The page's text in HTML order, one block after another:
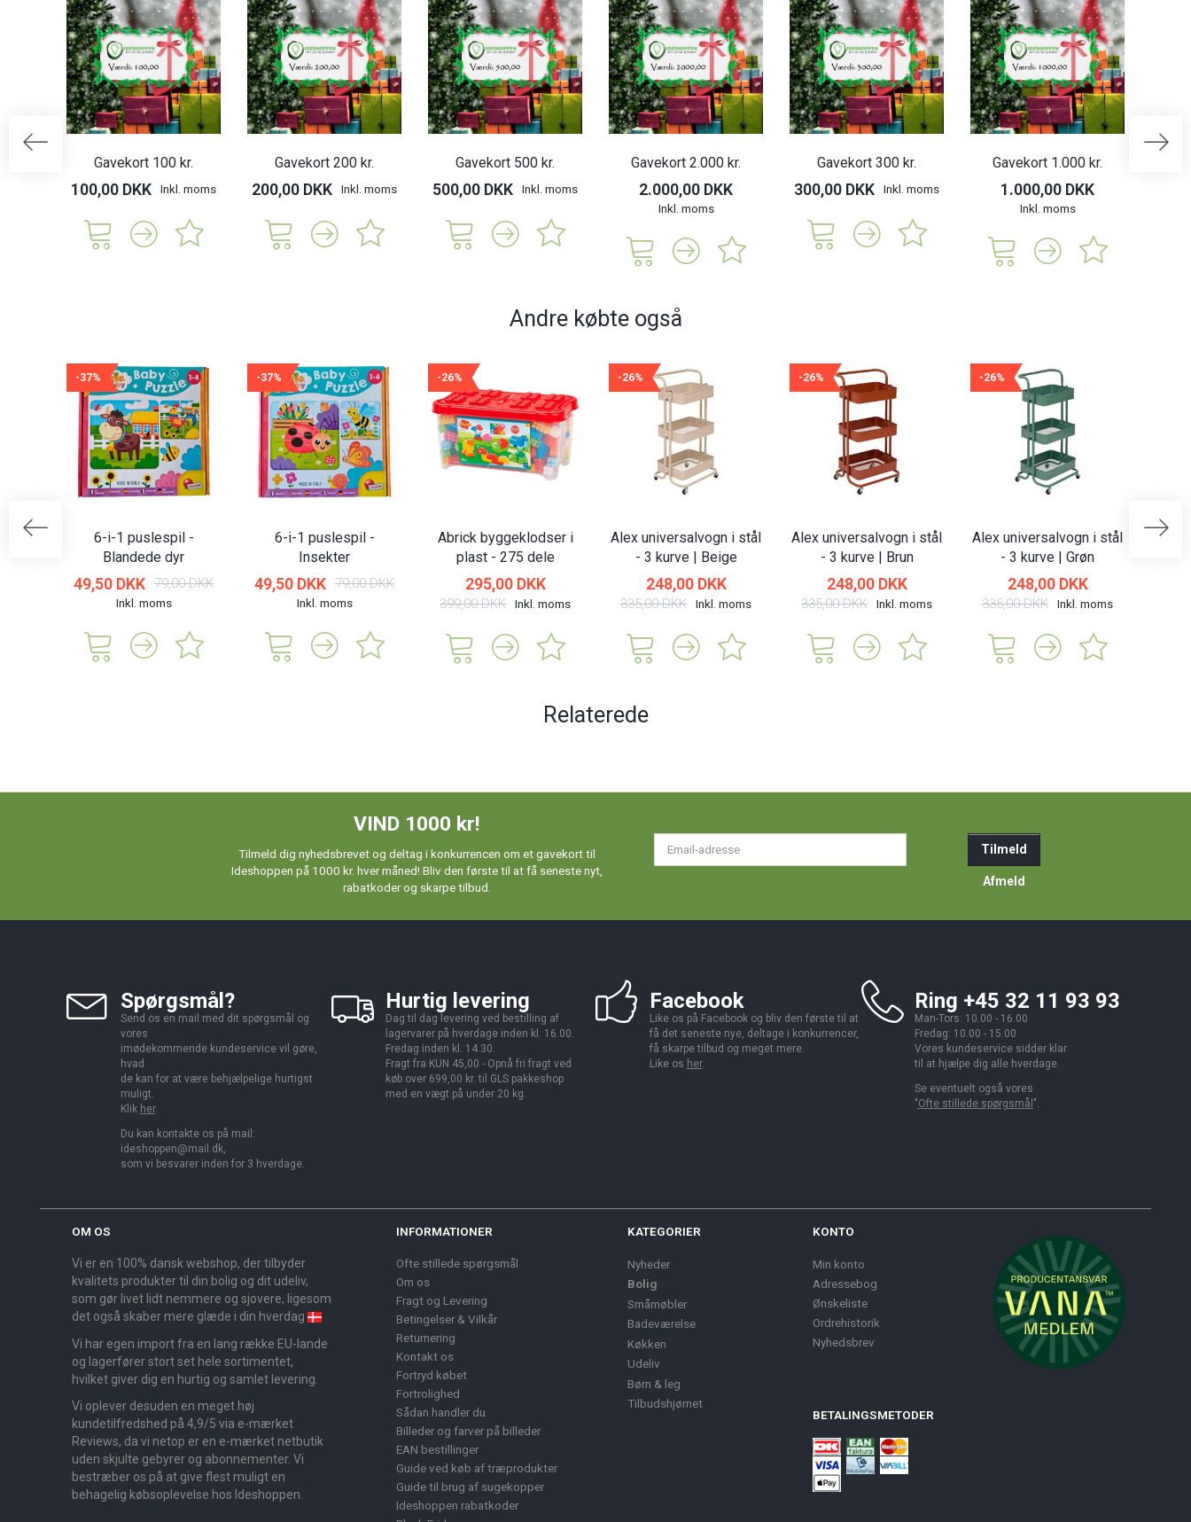
Gavekort 100 kr.
100,00 DKK Inkl. moms
Gavekort 200 kr.
200,00 DKK Inkl. moms
Gavekort 500 kr.
500,00 DKK Inkl. moms
Gavekort 2.000 kr.
2.000,00 DKK
Inkl. moms
Gavekort 300 kr.
300,00 DKK Inkl. moms
Gavekort 1.000 kr.
1.000,00 DKK
Inkl. moms
Andre købte også
-37%
6-i-1 puslespil -
Blandede dyr
49,50 DKK 79,00 DKK
Inkl. moms
-37%
6-i-1 puslespil -
Insekter
49,50 DKK 79,00 DKK
Inkl. moms
-26%
Abrick byggeklodser i
plast - 275 dele
295,00 DKK
399,00 DKK Inkl. moms
-26%
Alex universalvogn i stål
- 3 kurve | Beige
248,00 DKK
335,00 DKK Inkl. moms
-26%
Alex universalvogn i stål
- 3 kurve | Brun
248,00 DKK
335,00 DKK Inkl. moms
-26%
Alex universalvogn i stål
- 3 kurve | Grøn
248,00 DKK
335,00 DKK Inkl. moms
Alex
Relaterede
VIND 1000 kr!
Tilmeld dig nyhedsbrevet og deltag i konkurrencen om et gavekort til
Ideshoppen på 1000 kr. hver måned! Bliv den første til at få seneste nyt,
rabatkoder og skarpe tilbud.
Tilmeld
Afmeld
Spørgsmål?
Send os en mail med dit spørgsmål og
vores
imødekommende kundeservice vil gøre,
hvad
de kan for at være behjælpelige hurtigst
muligt.
Klik her.
Du kan kontakte os på mail:
ideshoppen@mail.dk,
som vi besvarer inden for 3 hverdage.
Hurtig levering
Dag til dag levering ved bestilling af
lagervarer på hverdage inden kl. 16.00.
Fredag inden kl. 14.30.
Fragt fra KUN 45,00 - Opnå fri fragt ved
køb over 699,00 kr. til GLS pakkeshop
med en vægt på under 20 kg.
Facebook
Like os på Facebook og bliv den første til at
få det seneste nye, deltage i konkurrencer,
få skarpe tilbud og meget mere.
Like os her.
Ring +45 32 11 93 93
Man-Tors: 10.00 - 16.00
Fredag: 10.00 - 15.00
Vores kundeservice sidder klar
til at hjælpe dig alle hverdage.
Se eventuelt også vores
"Ofte stillede spørgsmål ".
OM OS
Vi er en 100% dansk webshop, der tilbyder
kvalitets produkter til din bolig og dit udeliv,
som gør livet lidt nemmere og sjovere, ligesom
det også skaber mere glæde i din hverdag
Vi har egen import fra en lang række EU-lande
og lagerfører stort set hele sortimentet,
hvilket giver dig en hurtig og samlet levering.
Vi oplever desuden en meget høj
kundetilfredshed på 4,9/5 via e-mærket
Reviews, da vi netop er en e-mærket netbutik
uden skjulte gebyrer og abonnementer. Vi
bestræber os på at give flest muligt en
behagelig købsoplevelse hos Ideshoppen.
INFORMATIONER
Ofte stillede spørgsmål
Om os
Fragt og Levering
Betingelser & Vilkår
Returnering
Kontakt os
Fortryd købet
Fortrolighed
Sådan handler du
Billeder og farver på billeder
EAN bestillinger
Guide ved køb af træprodukter
Guide til brug af sugekopper
Ideshoppen rabatkoder
KATEGORIER
Nyheder
Bolig
Småmøbler
Badeværelse
Køkken
Udeliv
Børn & leg
Tilbudshjørnet
KONTO
Min konto
Adressebog
Ønskeliste
Ordrehistorik
Nyhedsbrev
BETALINGSMETODER